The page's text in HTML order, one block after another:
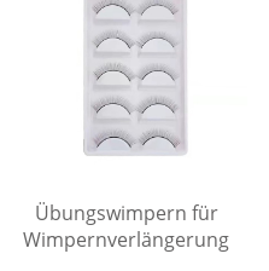
Übungswimpern für
Wimpernverlängerung